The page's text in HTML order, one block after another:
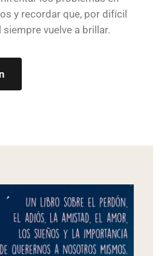
y recordar que, por difícil
vuelve a brillar.